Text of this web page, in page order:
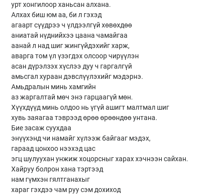
урт хонгилоор ханьсан алхана.
Алхах биш юм аа, би л гэхэд
агаарт сүүдрээ ч үлдээлгүй хөвөхдөө
аниатай нүднийхээ цаана чамайгаа
аанай л над шиг жингүйдэхийг харж,
аварга том үл үзэгдэх олсоор чирүүлэн
асан дүрэлзэх хүслээ дуу ч гаргалгүй
амьсгал хураан дэвслүүлэхийг мэдэрнэ.
Амьдралын минь хамгийн
аз жаргалтай мөч энэ гарцаагүй мөн.
Хүүхдүүд минь олдоо нь үгүй ашигт малтмал шиг
хувь заяагаа тэврээд өрөө өрөөндөө унтана.
Бие засаж суухдаа
энүүхэнд чи намайг хүлээж байгааг мэдэх,
гараад цонхоо нээхэд цас
эгц шулуухан унжиж хоцорсныг харах хэчнээн сайхан.
Хайруу болрон хана тэртээд
нам гүмхэн гялтганахыг
хараг гэхдээ чам руу сэм дохиход